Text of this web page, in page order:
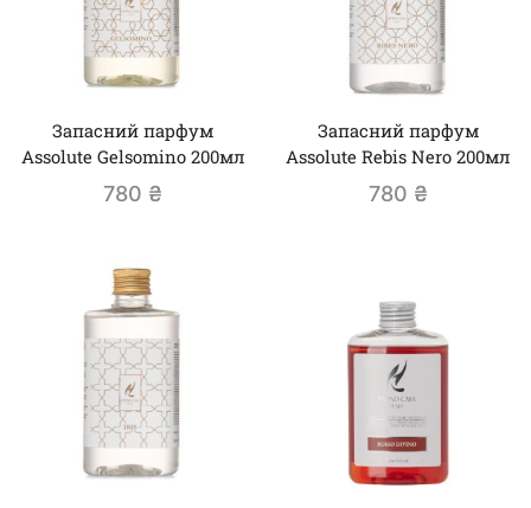
Запасний парфум
Assolute Gelsomino 200мл
780 ₴
Запасний парфум
Assolute Rebis Nero 200мл
780 ₴